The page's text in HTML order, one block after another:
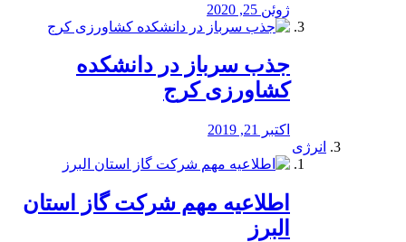
ژوئن 25, 2020
جذب سرباز در دانشکده
کشاورزی کرج
اکتبر 21, 2019
انرژی
️اطلاعیه مهم شرکت گاز استان
البرز